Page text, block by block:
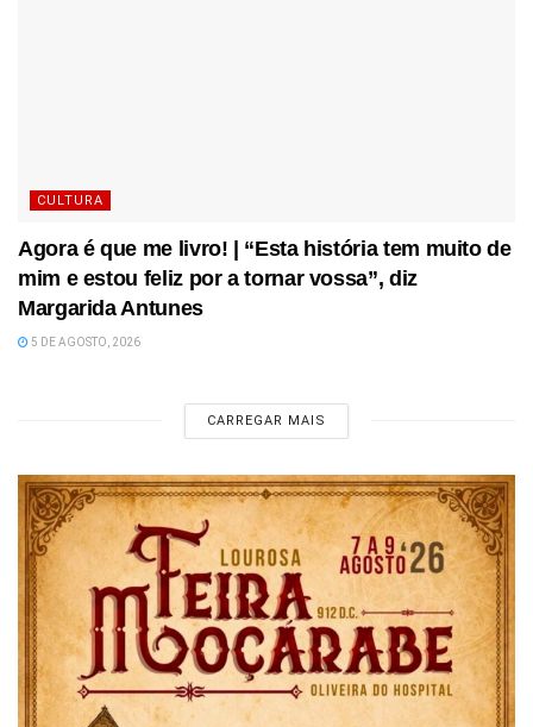
CULTURA
Agora é que me livro! | “Esta história tem muito de
mim e estou feliz por a tornar vossa”, diz
Margarida Antunes
5 DE AGOSTO, 2026
CARREGAR MAIS